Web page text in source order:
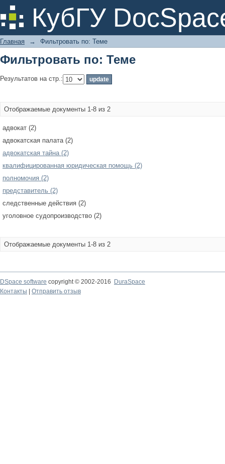
КубГУ
Фильтровать по: Теме
Главная → Фильтровать по: Теме
Фильтровать по: Теме
Результатов на стр.:
Отображаемые документы 1-8 из 2
адвокат (2)
адвокатская палата (2)
адвокатская тайна (2)
квалифицированная юридическая помощь (2)
полномочия (2)
представитель (2)
следственные действия (2)
уголовное судопроизводство (2)
Отображаемые документы 1-8 из 2
DSpace software copyright © 2002-2016
DuraSpace
Контакты
Отправить отзыв